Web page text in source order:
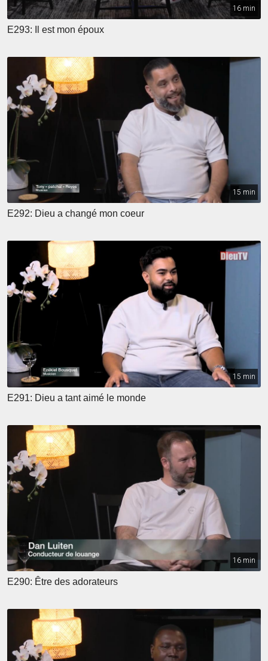
16 min
E293: Il est mon époux
15 min
E292: Dieu a changé mon coeur
15 min
E291: Dieu a tant aimé le monde
16 min
E290: Être des adorateurs